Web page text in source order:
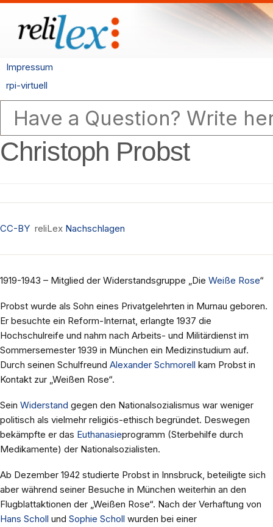
Impressum
rpi-virtuell
Christoph Probst
CC-BY reliLex Nachschlagen
1919-1943 – Mitglied der Widerstandsgruppe „Die Weiße Rose“
Probst wurde als Sohn eines Privatgelehrten in Murnau geboren.
Er besuchte ein Reform-Internat, erlangte 1937 die
Hochschulreife und nahm nach Arbeits- und Militärdienst im
Sommersemester 1939 in München ein Medizinstudium auf.
Durch seinen Schulfreund Alexander Schmorell kam Probst in
Kontakt zur „Weißen Rose“.
Sein Widerstand gegen den Nationalsozialismus war weniger
politisch als vielmehr religiös-ethisch begründet. Deswegen
bekämpfte er das Euthanasieprogramm (Sterbehilfe durch
Medikamente) der Nationalsozialisten.
Ab Dezember 1942 studierte Probst in Innsbruck, beteiligte sich
aber während seiner Besuche in München weiterhin an den
Flugblattaktionen der „Weißen Rose“. Nach der Verhaftung von
Hans Scholl und Sophie Scholl wurden bei einer